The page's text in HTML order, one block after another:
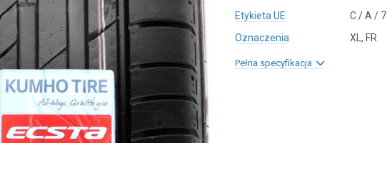
Etykieta UE
C / A /
Oznaczenia
XL, FR
Pełna specyfikacja